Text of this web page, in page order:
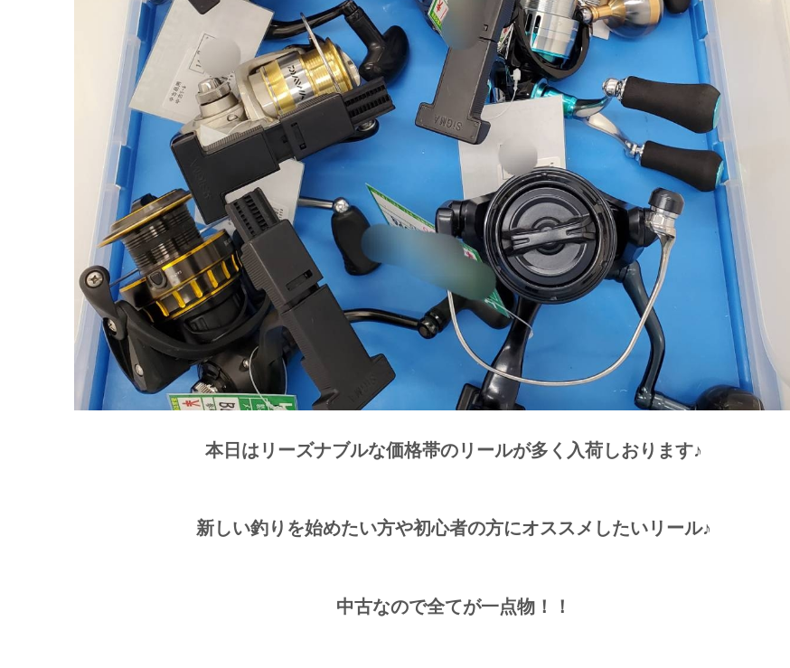
本日はリーズナブルな価格帯のリールが多く入荷しおります♪
新しい釣りを始めたい方や初心者の方にオススメしたいリール♪
中古なので全てが一点物！！